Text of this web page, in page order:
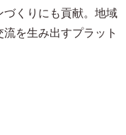
くりにも貢献。地域
を生み出すプラット